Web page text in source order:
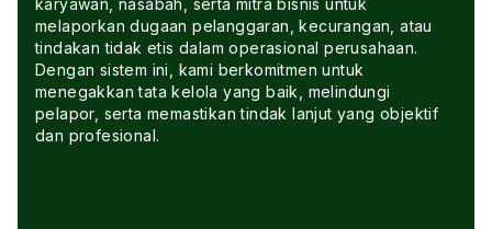
karyawan, nasabah, serta mitra bisnis untuk
melaporkan dugaan pelanggaran, kecurangan, atau
tindakan tidak etis dalam operasional perusahaan.
Dengan sistem ini, kami berkomitmen untuk
menegakkan tata kelola yang baik, melindungi
pelapor, serta memastikan tindak lanjut yang objektif
dan profesional.